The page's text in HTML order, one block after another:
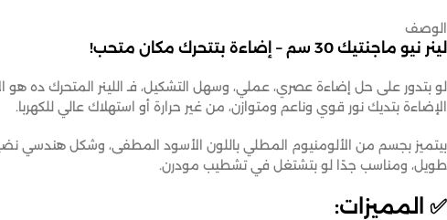
الوصف
لينر نيو ماجنتيك 30 سم – إضاءة بتتحرك مكان متحب!
لو بتدور على حل إضاءة عصري، عملي، وسهل التشكيل، فـ اللينر المتحرك ده هو
الإضاءة بتديك نور قوي وناعم ومتوازن، من غير حرارة أو استهلاك عالي للكهربا.
بيتميز بجسم من الألومنيوم المطلي باللون الأسود المطفى، وشكل هندسي
طويل، ومناسب جدًا لو بتشتغل في تشطيب مودرن.
✅ المميزات: